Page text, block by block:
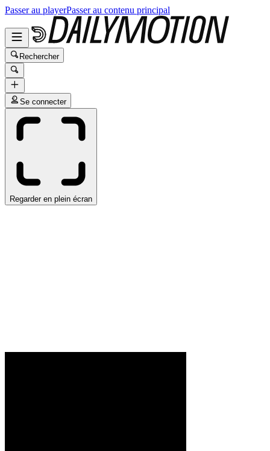
Passer au playerPasser au contenu principal
Rechercher
Se connecter
Regarder en plein écran